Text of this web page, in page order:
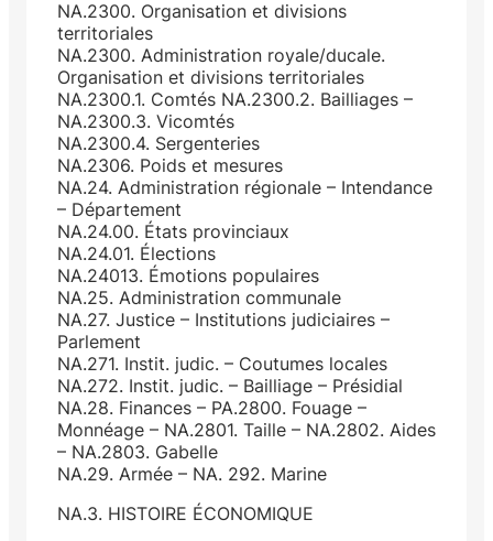
NA.2300. Organisation et divisions
territoriales
NA.2300. Administration royale/ducale.
Organisation et divisions territoriales
NA.2300.1. Comtés NA.2300.2. Bailliages –
NA.2300.3. Vicomtés
NA.2300.4. Sergenteries
NA.2306. Poids et mesures
NA.24. Administration régionale – Intendance
– Département
NA.24.00. États provinciaux
NA.24.01. Élections
NA.24013. Émotions populaires
NA.25. Administration communale
NA.27. Justice – Institutions judiciaires –
Parlement
NA.271. Instit. judic. – Coutumes locales
NA.272. Instit. judic. – Bailliage – Présidial
NA.28. Finances – PA.2800. Fouage –
Monnéage – NA.2801. Taille – NA.2802. Aides
– NA.2803. Gabelle
NA.29. Armée – NA. 292. Marine
NA.3. HISTOIRE ÉCONOMIQUE